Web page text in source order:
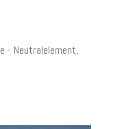
- Neutralelement,